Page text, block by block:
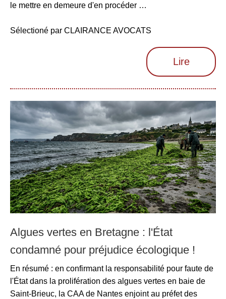
le mettre en demeure d'en procéder …
Sélectioné par CLAIRANCE AVOCATS
Lire
Algues vertes en Bretagne : l'État
condamné pour préjudice écologique !
En résumé : en confirmant la responsabilité pour faute de
l'État dans la prolifération des algues vertes en baie de
Saint-Brieuc, la CAA de Nantes enjoint au préfet des